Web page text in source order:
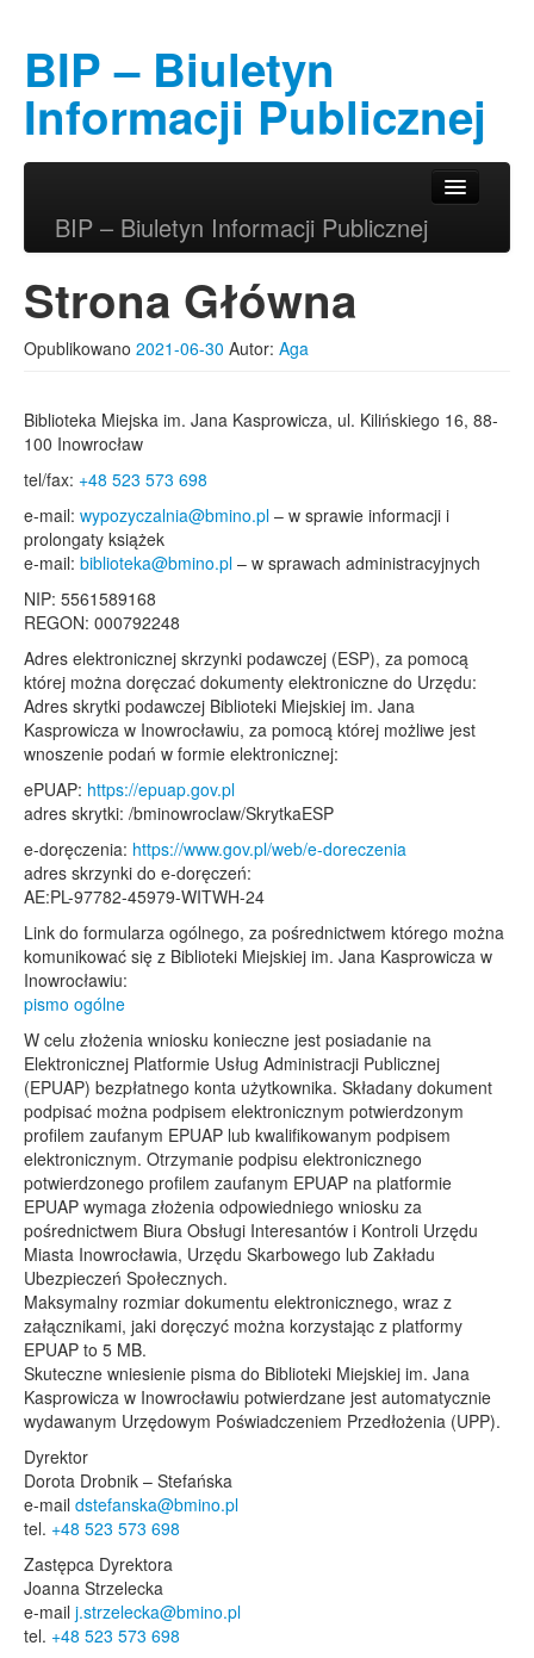
BIP – Biuletyn
Informacji Publicznej
BIP – Biuletyn Informacji Publicznej
Strona Główna
Opublikowano 2021-06-30 Autor: Aga
Biblioteka Miejska im. Jana Kasprowicza, ul. Kilińskiego 16, 88-
100 Inowrocław
tel/fax: +48 523 573 698
e-mail: wypozyczalnia@bmino.pl – w sprawie informacji i
prolongaty książek
e-mail: biblioteka@bmino.pl – w sprawach administracyjnych
NIP: 5561589168
REGON: 000792248
Adres elektronicznej skrzynki podawczej (ESP), za pomocą
której można doręczać dokumenty elektroniczne do Urzędu:
Adres skrytki podawczej Biblioteki Miejskiej im. Jana
Kasprowicza w Inowrocławiu, za pomocą której możliwe jest
wnoszenie podań w formie elektronicznej:
ePUAP: https://epuap.gov.pl
adres skrytki: /bminowroclaw/SkrytkaESP
e-doręczenia: https://www.gov.pl/web/e-doreczenia
adres skrzynki do e-doręczeń:
AE:PL-97782-45979-WITWH-24
Link do formularza ogólnego, za pośrednictwem którego można
komunikować się z Biblioteki Miejskiej im. Jana Kasprowicza w
Inowrocławiu:
pismo ogólne
W celu złożenia wniosku konieczne jest posiadanie na
Elektronicznej Platformie Usług Administracji Publicznej
(EPUAP) bezpłatnego konta użytkownika. Składany dokument
podpisać można podpisem elektronicznym potwierdzonym
profilem zaufanym EPUAP lub kwalifikowanym podpisem
elektronicznym. Otrzymanie podpisu elektronicznego
potwierdzonego profilem zaufanym EPUAP na platformie
EPUAP wymaga złożenia odpowiedniego wniosku za
pośrednictwem Biura Obsługi Interesantów i Kontroli Urzędu
Miasta Inowrocławia, Urzędu Skarbowego lub Zakładu
Ubezpieczeń Społecznych.
Maksymalny rozmiar dokumentu elektronicznego, wraz z
załącznikami, jaki doręczyć można korzystając z platformy
EPUAP to 5 MB.
Skuteczne wniesienie pisma do Biblioteki Miejskiej im. Jana
Kasprowicza w Inowrocławiu potwierdzane jest automatycznie
wydawanym Urzędowym Poświadczeniem Przedłożenia (UPP).
Dyrektor
Dorota Drobnik – Stefańska
e-mail dstefanska@bmino.pl
tel. +48 523 573 698
Zastępca Dyrektora
Joanna Strzelecka
e-mail j.strzelecka@bmino.pl
tel. +48 523 573 698